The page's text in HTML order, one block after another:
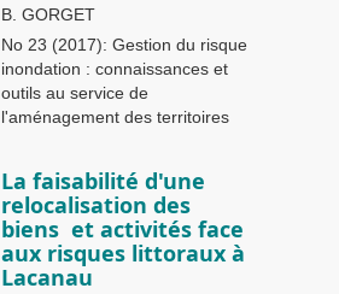
B. GORGET
No 23 (2017): Gestion du risque
inondation : connaissances et
outils au service de
l'aménagement des territoires
La faisabilité d'une
relocalisation des
biens et activités face
aux risques littoraux à
Lacanau